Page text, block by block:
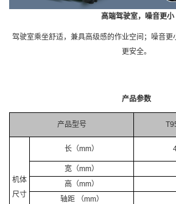
高端驾驶室，噪音更小
驾驶室乘坐舒适，兼具高级感的作业空间；噪音更
更安全。
产品参数
产品型号
机体
尺寸
长（mm）
宽（mm）
高（mm）
轴距 （mm）